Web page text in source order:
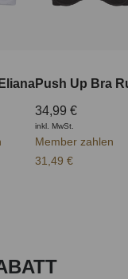
Push Up Bra
34,99 €
inkl. MwSt.
Member zahlen
31,49 €